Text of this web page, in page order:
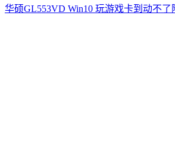
华硕GL553VD Win10 玩游戏卡到动不了